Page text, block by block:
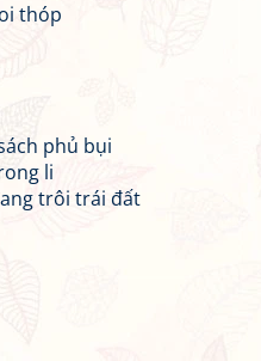
thóp
phủ bụi
li
trôi trái đất